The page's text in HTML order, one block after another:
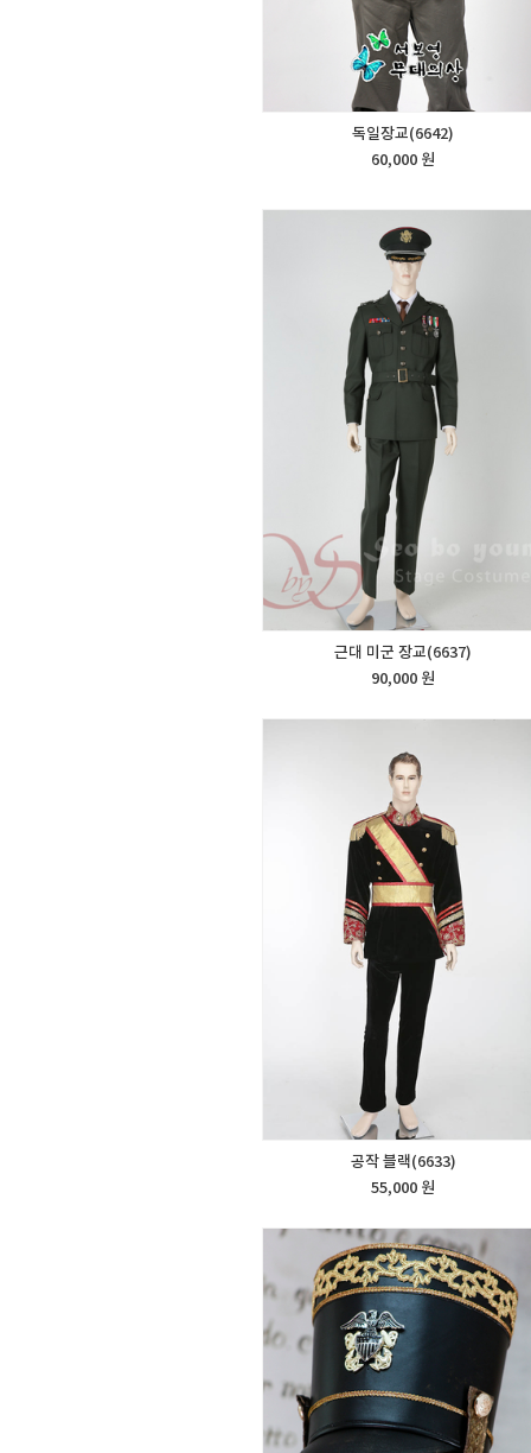
독일장교(6642)
60,000 원
근대 미군 장교(6637)
90,000 원
공작 블랙(6633)
55,000 원